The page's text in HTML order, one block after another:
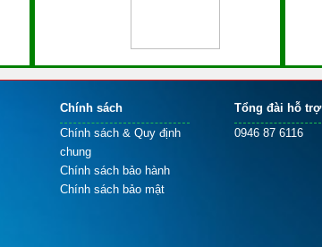
Chính sách
Chính sách & Quy định
chung
Chính sách bảo hành
Chính sách bảo mật
Tổng đài hỗ trợ
0946 87 6116